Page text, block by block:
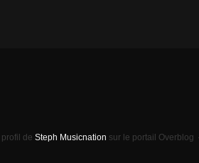
de Steph Musicnation sur le portail Overblog